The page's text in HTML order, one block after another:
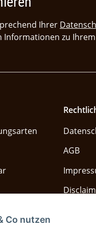
Ihrer
Informationen zu
AGB
Co nutzen